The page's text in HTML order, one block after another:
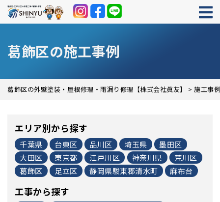
葛飾区の施工事例
葛飾区の外壁塗装・屋根修理・雨漏り修理【株式会社眞友】 > 施工事例
エリア別から探す
千葉県 台東区 品川区 埼玉県
墨田区
大田区
東京都 江戸川区 神奈川県
荒川区
葛飾区
足立区 静岡県駿東郡清水町 麻布台
工事から探す